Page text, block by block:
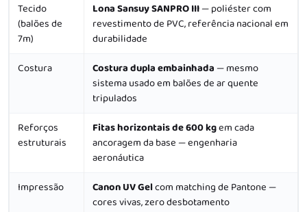
Tecido
(balões de
7m)
Lona Sansuy SANPRO III— poliéster com
revestimento de PVC, referência nacional em
durabilidade
Costura
Costura dupla embainhada — mesmo
sistema usado em balões de ar quente
tripulados
Reforços
estruturais
Fitas horizontais de 600 kgem cada
ancoragem da base — engenharia
aeronáutica
Impressão
Canon UV Gelcom matching de Pantone —
cores vivas, zero desbotamento